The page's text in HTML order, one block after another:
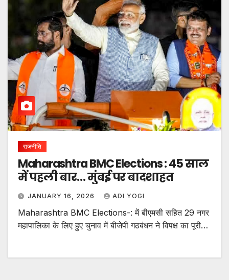
राजनीति
Maharashtra BMC Elections : 45 साल
में पहली बार… मुंबई पर बादशाहत
JANUARY 16, 2026 ADI YOGI
Maharashtra BMC Elections-: में बीएमसी सहित 29 नगर
महापालिका के लिए हुए चुनाव में बीजेपी गठबंधन ने विपक्ष का पूरी…